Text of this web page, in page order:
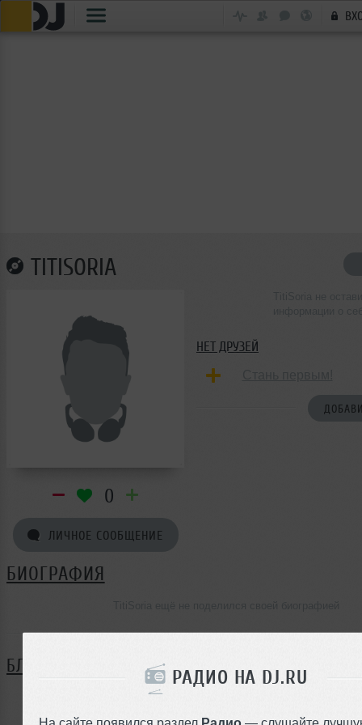
РАДИО НА DJ.RU
На сайте появился раздел Радио — слушайте
TITISORIA
0
ЛИЧНОЕ СООБЩЕНИЕ
НЕТ ДРУЗЕЙ
БИОГРАФИЯ
БЛОГ